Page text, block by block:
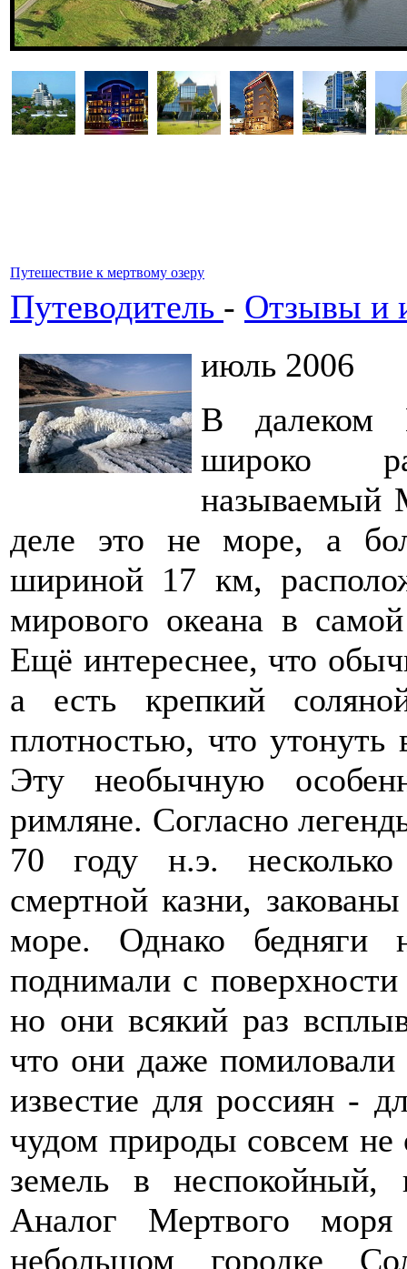
Путешествие к мертвому озеру
Путеводитель - Отзывы и
июль 2006
В далеком
широко
называемый
деле это не море, а
шириной 17 км,
мирового океана в
Ещё интереснее, что
а есть крепкий
плотностью, что
Эту необычную
римляне. Согласно
70 году н.э.
смертной казни,
море. Однако бедняги
поднимали с
но они всякий раз
что они даже
известие для россиян -
чудом природы совсем не
земель в
Аналог Мертвого
небольшом городке